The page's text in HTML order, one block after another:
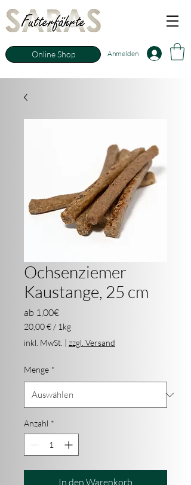
Anmelden
Online Shop
Ochsenziemer
Kaustange, 25 cm
ab 1,00€Sale-
Preis
20,00 € / 1kg
20,00 €
pro
Kilogramm
inkl. MwSt. | zzgl. Versand
Menge *
Anzahl *
In den Warenkorb